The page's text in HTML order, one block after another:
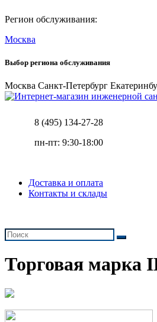
Регион обслуживания:
Москва
Выбор региона обслуживания
Москва Санкт-Петербург
8 (495) 134-27-28
пн-пт: 9:30-18:00
Доставка и оплата
Контакты и склады
Торговая марка